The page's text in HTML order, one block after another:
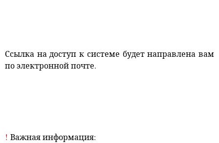
Ссылка на доступ к системе будет направлена вам
по электронной почте.
! Важная информация: